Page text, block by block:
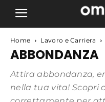
Home Lavoro e Carriera
ABBONDANZA
Attira abbondanza,
nella tua vita! Scopri